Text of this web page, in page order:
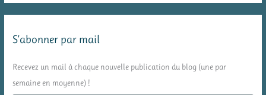
rS’abonner par mail
Recevez un mail à chaque nouvelle publication du blog (une par
semaine en moyenne) !